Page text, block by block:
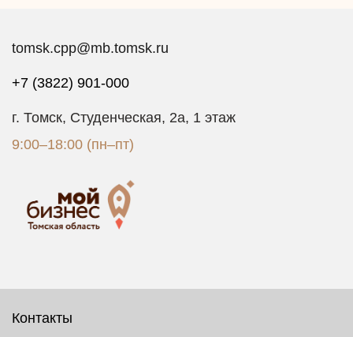
tomsk.cpp@mb.tomsk.ru
+7 (3822) 901-000
г. Томск, Студенческая, 2а, 1 этаж
9:00–18:00 (пн–пт)
Контакты